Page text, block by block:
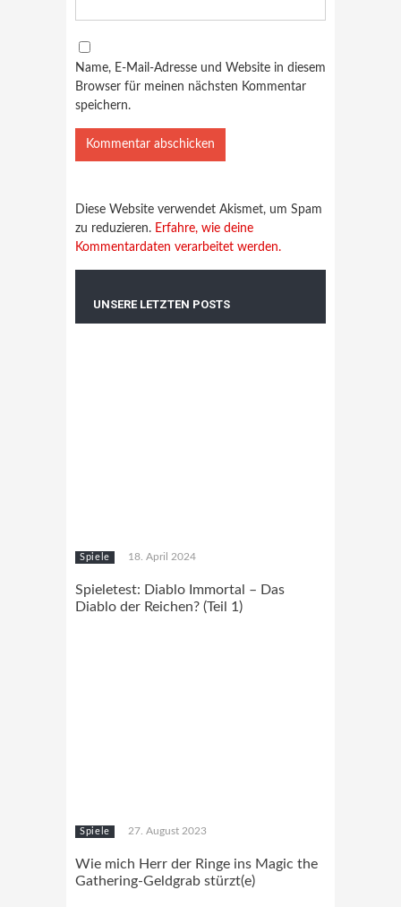
Name, E-Mail-Adresse und Website in diesem
Browser für meinen nächsten Kommentar
speichern.
Diese Website verwendet Akismet, um Spam
zu reduzieren. Erfahre, wie deine
Kommentardaten verarbeitet werden.
UNSERE LETZTEN POSTS
Spiele 18. April 2024
Spieletest: Diablo Immortal – Das
Diablo der Reichen? (Teil 1)
Spiele 27. August 2023
Wie mich Herr der Ringe ins Magic the
Gathering-Geldgrab stürzt(e)